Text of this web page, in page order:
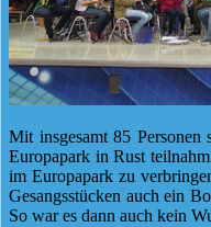
Mit insgesamt 85
Europapark in Rust
im Europapark zu
Gesangsstücken auch ein
So war es dann auch kein